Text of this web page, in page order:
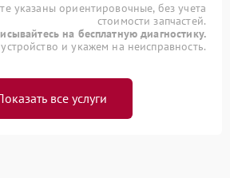
указаны ориентировочные, без учета
стоимости запчастей.
на бесплатную диагностику.
и укажем на неисправность.
все услуги